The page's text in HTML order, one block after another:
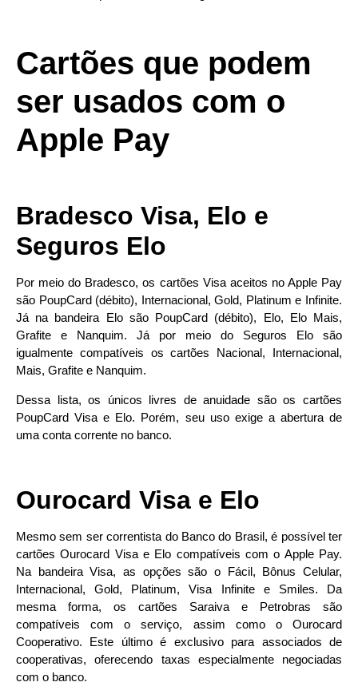
Cartões que podem
ser usados com o
Apple Pay
Bradesco Visa, Elo e
Seguros Elo
Por meio do Bradesco, os cartões Visa aceitos no Apple Pay
são PoupCard (débito), Internacional, Gold, Platinum e Infinite.
Já na bandeira Elo são PoupCard (débito), Elo, Elo Mais,
Grafite e Nanquim. Já por meio do Seguros Elo são
igualmente compatíveis os cartões Nacional, Internacional,
Mais, Grafite e Nanquim.
Dessa lista, os únicos livres de anuidade são os cartões
PoupCard Visa e Elo. Porém, seu uso exige a abertura de
uma conta corrente no banco.
Ourocard Visa e Elo
Mesmo sem ser correntista do Banco do Brasil, é possível ter
cartões Ourocard Visa e Elo compatíveis com o Apple Pay.
Na bandeira Visa, as opções são o Fácil, Bônus Celular,
Internacional, Gold, Platinum, Visa Infinite e Smiles. Da
mesma forma, os cartões Saraiva e Petrobras são
compatíveis com o serviço, assim como o Ourocard
Cooperativo. Este último é exclusivo para associados de
cooperativas, oferecendo taxas especialmente negociadas
com o banco.